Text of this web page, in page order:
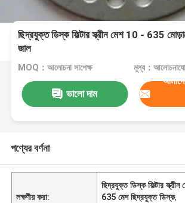
ছিদ্রযুক্ত ডিস্ক ফিল্টার স্ক্রীন মেশ 10 - 635
জাল
MOQ：আলোচনা সাপেক্ষ মূল্য：
ভালো দাম
পণ্যের বর্ণনা
লক্ষণীয় করা:
ছিদ্রযুক্ত ডিস্ক ফিল্টার স্ক্রীন
635 মেশ ছিদ্রযুক্ত ডিস্ক,